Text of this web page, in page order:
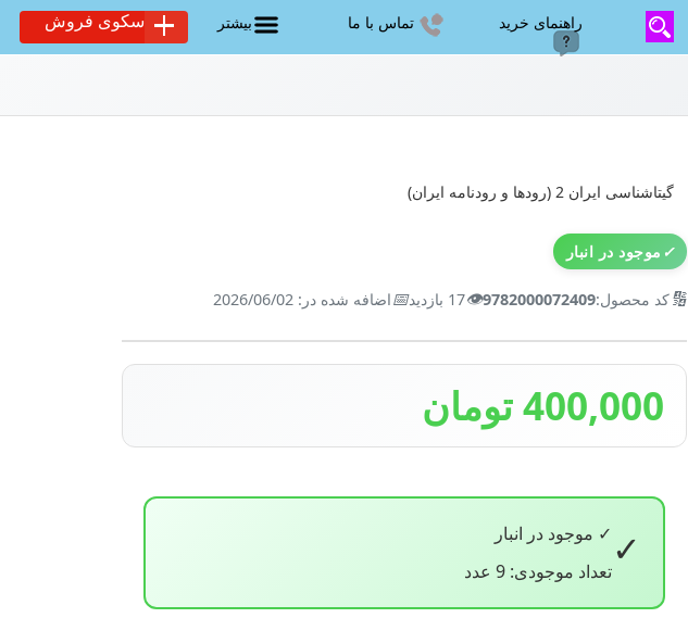
راهنمای خرید تماس با ما بیشتر سکوی فروش
گیتاشناسی ایران 2 (رودها و رودنامه ایران)
✓ موجود در انبار
🔢کد محصول:9782000072409
👁️17 بازدید 📅اضافه شده در: 2026/06/02
400,000 تومان
✓ ✓ موجود در انبار
تعداد موجودی: 9 عدد